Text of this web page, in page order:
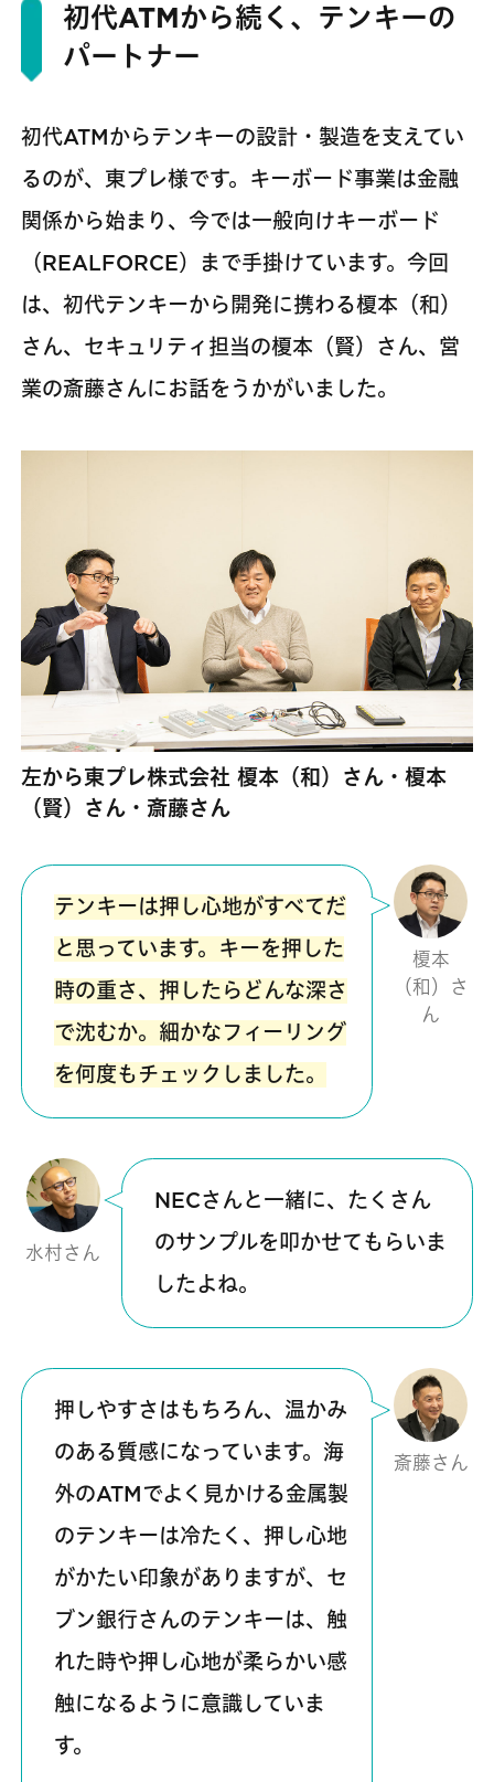
初代ATMから続く、テンキーの
パートナー
初代ATMからテンキーの設計・製造を支えてい
るのが、東プレ様です。キーボード事業は金融
関係から始まり、今では一般向けキーボード
（REALFORCE）まで手掛けています。今回
は、初代テンキーから開発に携わる榎本（和）
さん、セキュリティ担当の榎本（賢）さん、営
業の斎藤さんにお話をうかがいました。
左から東プレ株式会社 榎本（和）さん・榎本
（賢）さん・斎藤さん
榎本
（和）さ
ん
テンキーは押し心地がすべてだ
と思っています。キーを押した
時の重さ、押したらどんな深さ
で沈むか。細かなフィーリング
を何度もチェックしました。
水村さん
NECさんと一緒に、たくさん
のサンプルを叩かせてもらいま
したよね。
斎藤さん
押しやすさはもちろん、温かみ
のある質感になっています。海
外のATMでよく見かける金属製
のテンキーは冷たく、押し心地
がかたい印象がありますが、セ
ブン銀行さんのテンキーは、触
れた時や押し心地が柔らかい感
触になるように意識していま
す。